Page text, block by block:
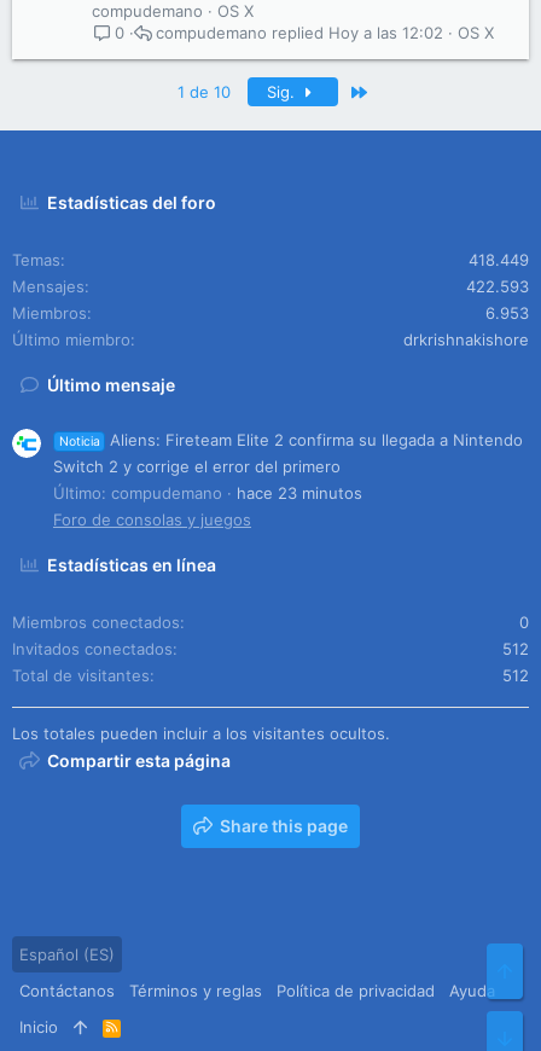
compudemano
OS X
0
OS X
Hoy a las 12:02
compudemano
1 de 10 Sig.
Estadísticas del foro
Temas
418.449
Mensajes
422.593
Miembros
6.953
Último miembro
drkrishnakishore
Último mensaje
Noticia
Aliens: Fireteam Elite 2 confirma su llegada a Nintendo
Switch 2 y corrige el error del primero
Último: compudemano
hace 23 minutos
Foro de consolas y juegos
Estadísticas en línea
Miembros conectados
0
Invitados conectados
512
Total de visitantes
512
Los totales pueden incluir a los visitantes ocultos.
Compartir esta página
Share this page
Español (ES)
Contáctanos
Términos y reglas Política de privacidad
Ayuda
Inicio
R
S